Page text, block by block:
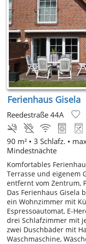
Ferienhaus Gisela
Reedestraße 44A
90 m² • 3 Schlafz. •
Mindestnächte
Komfortables
Terrasse und eigenem
entfernt vom Zentrum,
Das Ferienhaus Gisela
ein Wohnzimmer mit
Espressoautomat, E-
drei Schlafzimmer mit
zwei Duschbäder mit
Waschmaschine,